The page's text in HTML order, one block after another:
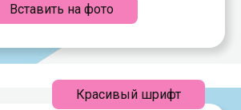
Вставить на фото
Красивый шрифт